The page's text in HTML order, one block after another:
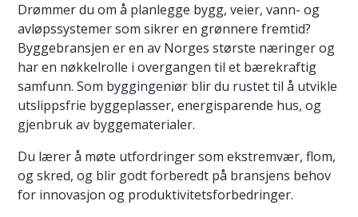
Drømmer du om å planlegge bygg, veier, vann- og
avløpssystemer som sikrer en grønnere fremtid?
Byggebransjen er en av Norges største næringer og
har en nøkkelrolle i overgangen til et bærekraftig
samfunn. Som byggingeniør blir du rustet til å utvikle
utslippsfrie byggeplasser, energisparende hus, og
gjenbruk av byggematerialer.
Du lærer å møte utfordringer som ekstremvær, flom,
og skred, og blir godt forberedt på bransjens behov
for innovasjon og produktivitetsforbedringer.